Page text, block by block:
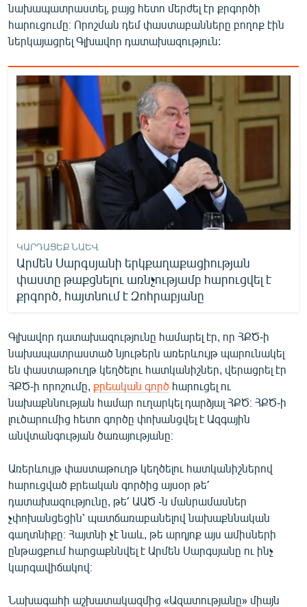
նախապատրաստել, բայց հետո մերժել էր քրգործի
հարուցումը։ Որոշման դեմ փաստաբանները բողոք էին
ներկայացրել Գլխավոր դատախազություն:
ԿԱՐԴԱՑԵՔ ՆԱԵՎ
Արմեն Սարգսյանի երկքաղաքացիության
փաստը թաքցնելու առնչությամբ հարուցվել է
քրգործ, հայտնում է Զոհրաբյանը
Գլխավոր դատախազությունը համարել էր, որ ՀՔԾ-ի
նախապատրաստած նյութերն առերևույթ պարունակել
են փաստաթուղթ կեղծելու հատկանիշներ, վերացրել էր
ՀՔԾ-ի որոշումը, քրեական գործ հարուցել ու
նախաքննության համար ուղարկել դարձյալ ՀՔԾ։ ՀՔԾ-ի
լուծարումից հետո գործը փոխանցվել է Ազգային
անվտանգության ծառայությանը։
Առերևույթ փաստաթուղթ կեղծելու հատկանիշներով
հարուցված քրեական գործից այսօր թե՛
դատախազությունը, թե՛ ԱԱԾ -ն մանրամասներ
չփոխանցեցին՝ պատճառաբանելով նախաքննական
գաղտնիքը։ Հայտնի չէ նաև, թե արդյոք այս ամիսների
ընթացքում հարցաքննվել է Արմեն Սարգսյանը ու ինչ
կարգավիճակով։
Նախագահի աշխատակազմից «Ազատությանը» միայն